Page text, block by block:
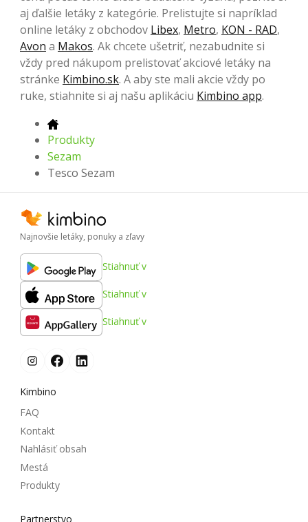
aj ďalšie letáky z kategórie. Prelistujte si napríklad
online letáky z obchodov Libex, Metro, KON - RAD,
Avon a Makos. Ak chcete ušetriť, nezabudnite si
vždy pred nákupom prelistovať akciové letáky na
stránke Kimbino.sk. A aby ste mali akcie vždy po
ruke, stiahnite si aj našu aplikáciu Kimbino app.
Produkty
Sezam
Tesco Sezam
Najnovšie letáky, ponuky a zľavy
Stiahnuť v
Stiahnuť v
Stiahnuť v
Kimbino
FAQ
Kontakt
Nahlásiť obsah
Mestá
Produkty
Partnerstvo